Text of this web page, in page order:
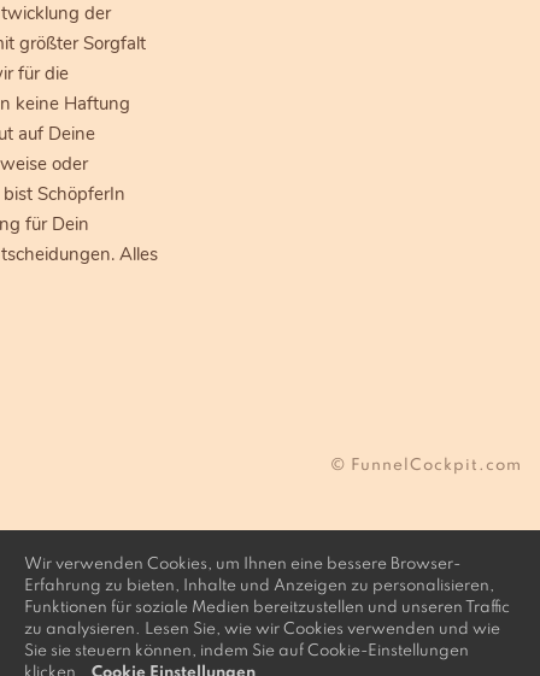
der
größter Sorgfalt
für die
keine Haftung
auf Deine
oder
SchöpferIn
für Dein
Alles
© FunnelCockpit.com
Wir verwenden Cookies, um Ihnen eine bessere Browser-
Erfahrung zu bieten, Inhalte und Anzeigen zu personalisieren,
Funktionen für soziale Medien bereitzustellen und unseren Traffic
zu analysieren. Lesen Sie, wie wir Cookies verwenden und wie
Sie sie steuern können, indem Sie auf Cookie-Einstellungen